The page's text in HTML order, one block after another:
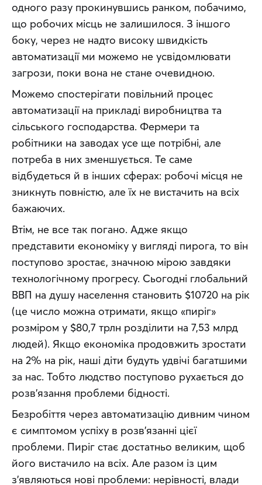
одного разу прокинувшись ранком, побачимо,
що робочих місць не залишилося. З іншого
боку, через не надто високу швидкість
автоматизації ми можемо не усвідомлювати
загрози, поки вона не стане очевидною.
Можемо спостерігати повільний процес
автоматизації на прикладі виробництва та
сільського господарства. Фермери та
робітники на заводах усе ще потрібні, але
потреба в них зменшується. Те саме
відбудеться й в інших сферах: робочі місця не
зникнуть повністю, але їх не вистачить на всіх
бажаючих.
Втім, не все так погано. Адже якщо
представити економіку у вигляді пирога, то він
поступово зростає, значною мірою завдяки
технологічному прогресу. Сьогодні глобальний
ВВП на душу населення становить $10720 на рік
(це число можна отримати, якщо «пиріг»
розміром у $80,7 трлн розділити на 7,53 млрд
людей). Якщо економіка продовжить зростати
на 2% на рік, наші діти будуть удвічі багатшими
за нас. Тобто людство поступово рухається до
розв’язання проблеми бідності.
Безробіття через автоматизацію дивним чином
є симптомом успіху в розв’язанні цієї
проблеми. Пиріг стає достатньо великим, щоб
його вистачило на всіх. Але разом із цим
з’являються нові проблеми: нерівності, влади